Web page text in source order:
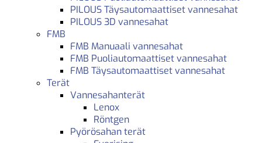
PILOUS Täysautomaattiset vannesahat
PILOUS 3D vannesahat
FMB
FMB Manuaali vannesahat
FMB Puoliautomaattiset vannesahat
FMB Täysautomaattiset vannesahat
Terät
Vannesahanterät
Lenox
Röntgen
Pyörösahan terät